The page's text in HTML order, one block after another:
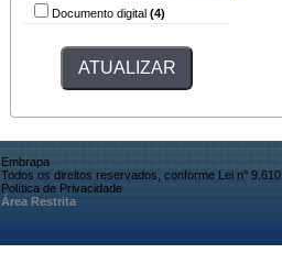
Documento digital (4)
Embrapa
Todos os direitos reservados, conforme Lei n° 9.610
Política de Privacidade
Área Restrita